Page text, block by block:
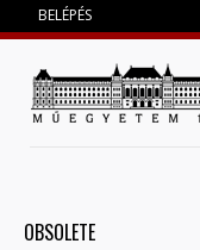
BELÉPÉS
OBSOLETE